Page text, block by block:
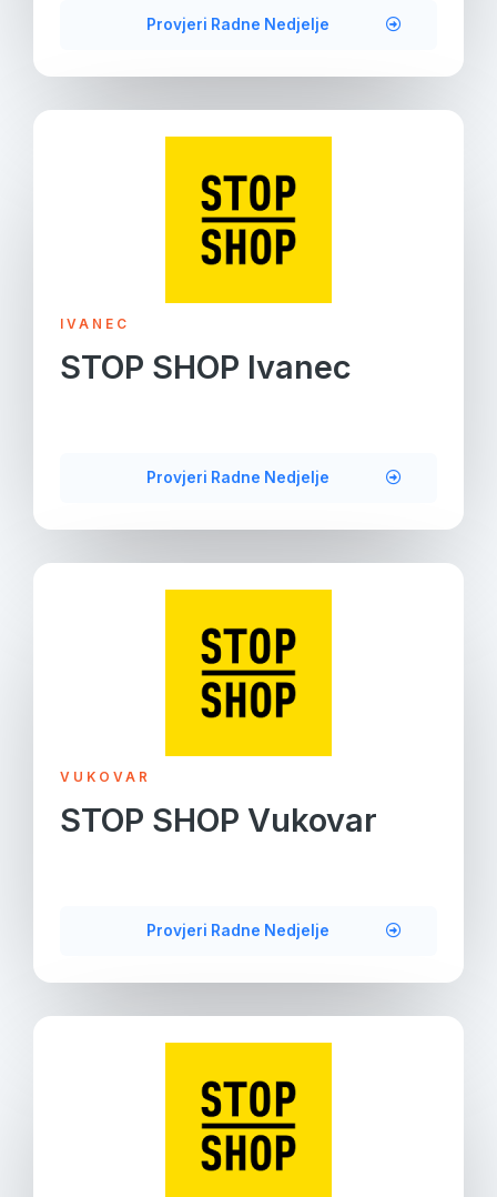
Provjeri Radne Nedjelje
IVANEC
STOP SHOP Ivanec
Provjeri Radne Nedjelje
VUKOVAR
STOP SHOP Vukovar
Provjeri Radne Nedjelje